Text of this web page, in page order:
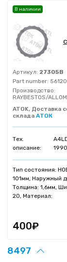
Артикул: 27305B
Part number:
Производство:
RAYBESTOS/
ATOK, Доставка
склада АТОК
Тех.
описание:
Тип состояния:
101мм, Наружный
Толщина: 1,6мм,
20, Материал:
В наличии
400₽
8497